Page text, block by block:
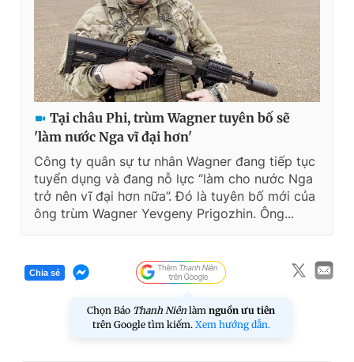
Tại châu Phi, trùm Wagner tuyên bố sẽ
'làm nước Nga vĩ đại hơn'
Công ty quân sự tư nhân Wagner đang tiếp tục
tuyển dụng và đang nỗ lực “làm cho nước Nga
trở nên vĩ đại hơn nữa”. Đó là tuyên bố mới của
ông trùm Wagner Yevgeny Prigozhin. Ông...
Chia sẻ
Chọn Báo Thanh Niên làm nguồn ưu tiên
trên Google tìm kiếm. Xem hướng dẫn.